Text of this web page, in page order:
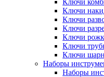
Ключи
Ключи
Ключи
Ключи
Ключи
Ключи
Ключи
Наборы
Наборы